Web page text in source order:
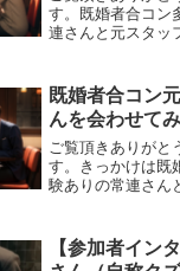
す。既婚者合コン
連さんと元スタッ
てそれぞれどんな
てご紹介していき
既婚者合コン
んを会わせて
ご覧頂きありがと
す。きっかけは既
験ありの常連さん
画。いや、素朴
せんが今回から会
【参加者イン